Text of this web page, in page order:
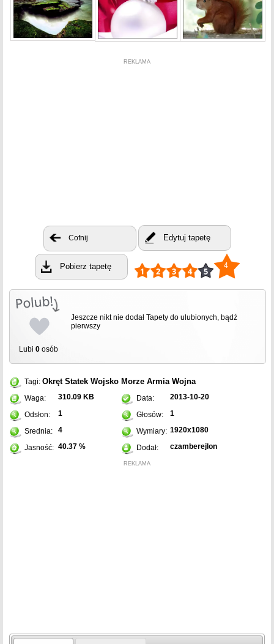
REKLAMA
Cofnij Edytuj tapetę
Pobierz tapetę 4
Lubi 0 osób
Jeszcze nikt nie dodał Tapety do ulubionych, bądź
pierwszy
Tagi: Okręt Statek Wojsko Morze Armia Wojna
Waga: 310.09 KB Data: 2013-10-20
Odsłon: 1 Głosów: 1
Srednia: 4 Wymiary: 1920x1080
Jasność: 40.37 % Dodał: czamberejlon
REKLAMA